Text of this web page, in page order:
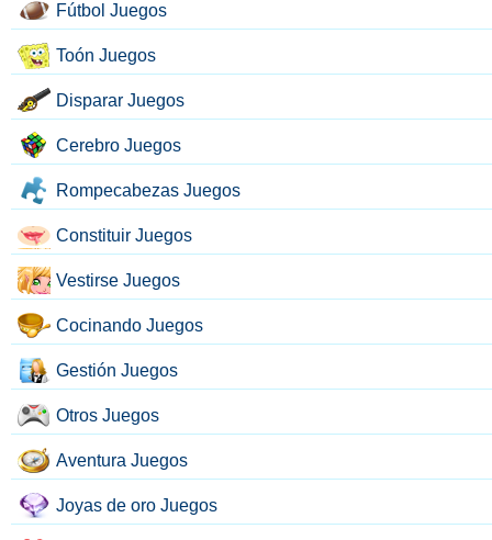
Fútbol Juegos
Toón Juegos
Disparar Juegos
Cerebro Juegos
Rompecabezas Juegos
Constituir Juegos
Vestirse Juegos
Cocinando Juegos
Gestión Juegos
Otros Juegos
Aventura Juegos
Joyas de oro Juegos